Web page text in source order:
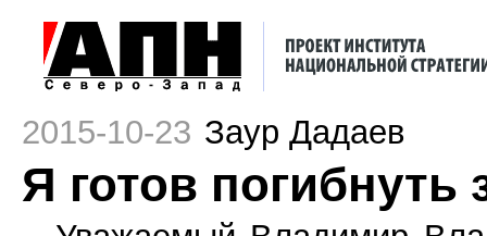
2015-10-23 Заур Дадаев
Я готов